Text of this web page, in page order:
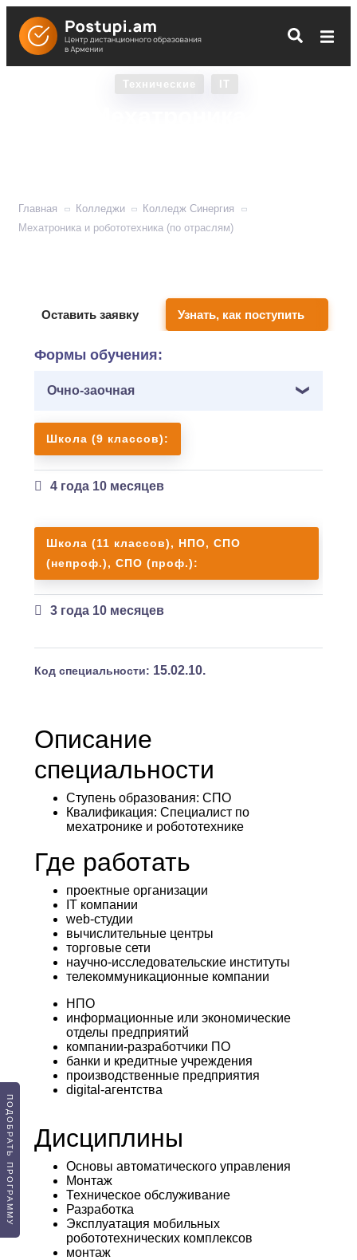
Технические IT
Главная Колледжи
Колледж Синергия
Мехатроника и робототехника (по отраслям)
Оставить заявку Узнать, как поступить
Формы обучения:
Очно-заочная
Школа (9 классов):
4 года 10 месяцев
Школа (11 классов), НПО, СПО
(непроф.), СПО (проф.):
3 года 10 месяцев
Код специальности: 15.02.10.
Описание
специальности
Ступень образования: СПО
Квалификация: Специалист по
мехатронике и робототехнике
Где работать
проектные организации
IT компании
web-студии
вычислительные центры
торговые сети
научно-исследовательские институты
телекоммуникационные компании
НПО
информационные или экономические
отделы предприятий
компании-разработчики ПО
банки и кредитные учреждения
производственные предприятия
digital-агентства
Дисциплины
Основы автоматического управления
Монтаж
Техническое обслуживание
Разработка
Эксплуатация мобильных
робототехнических комплексов
монтаж
ПОДОБРАТЬ ПРОГРАММУ